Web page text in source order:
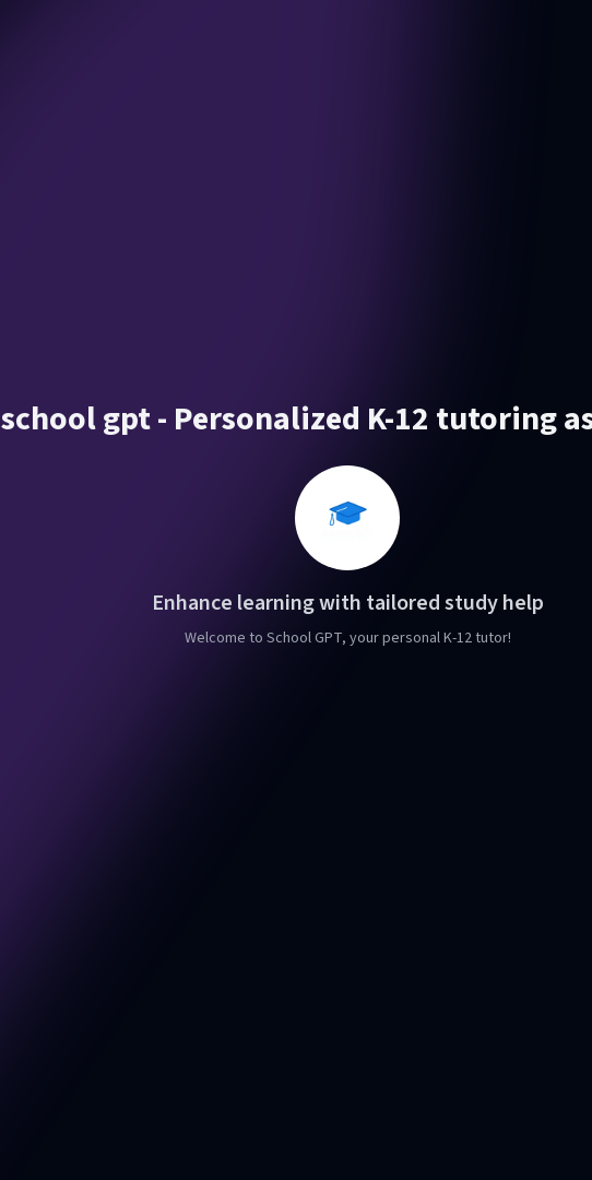
school gpt - Personalized K-12 tutoring
Enhance learning with tailored study help
Welcome to School GPT, your personal K-12 tutor!